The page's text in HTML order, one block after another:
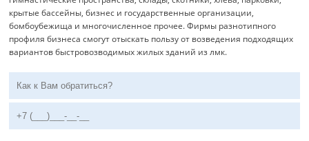
крытые бассейны, бизнес и государственные организации,
бомбоубежища и многочисленное прочее. Фирмы разнотипного
профиля бизнеса смогут отыскать пользу от возведения подходящих
вариантов быстровозводимых жилых зданий из лмк.